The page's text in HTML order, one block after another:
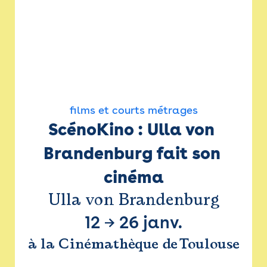
films et courts métrages
ScénoKino : Ulla von
Brandenburg fait son
cinéma
Ulla von Brandenburg
12 → 26 janv.
à la Cinémathèque de Toulouse